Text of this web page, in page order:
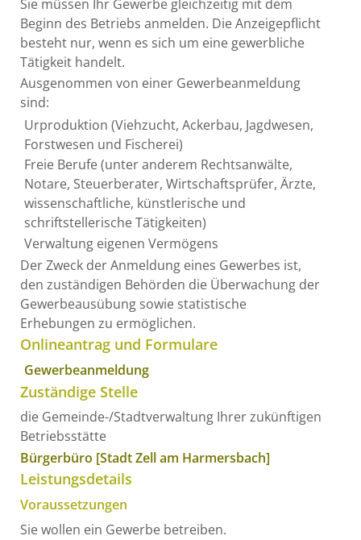
Sie müssen Ihr Gewerbe gleichzeitig mit dem
Beginn des Betriebs anmelden. Die Anzeigepflicht
besteht nur, wenn es sich um eine gewerbliche
Tätigkeit handelt.
Ausgenommen von einer Gewerbeanmeldung
sind:
Urproduktion (Viehzucht, Ackerbau, Jagdwesen,
Forstwesen und Fischerei)
Freie Berufe (unter anderem Rechtsanwälte,
Notare, Steuerberater, Wirtschaftsprüfer, Ärzte,
wissenschaftliche, künstlerische und
schriftstellerische Tätigkeiten)
Verwaltung eigenen Vermögens
Der Zweck der Anmeldung eines Gewerbes ist,
den zuständigen Behörden die Überwachung der
Gewerbeausübung sowie statistische
Erhebungen zu ermöglichen.
Onlineantrag und Formulare
Gewerbeanmeldung
Zuständige Stelle
die Gemeinde-/Stadtverwaltung Ihrer zukünftigen
Betriebsstätte
Bürgerbüro [Stadt Zell am Harmersbach]
Leistungsdetails
Voraussetzungen
Sie wollen ein Gewerbe betreiben.